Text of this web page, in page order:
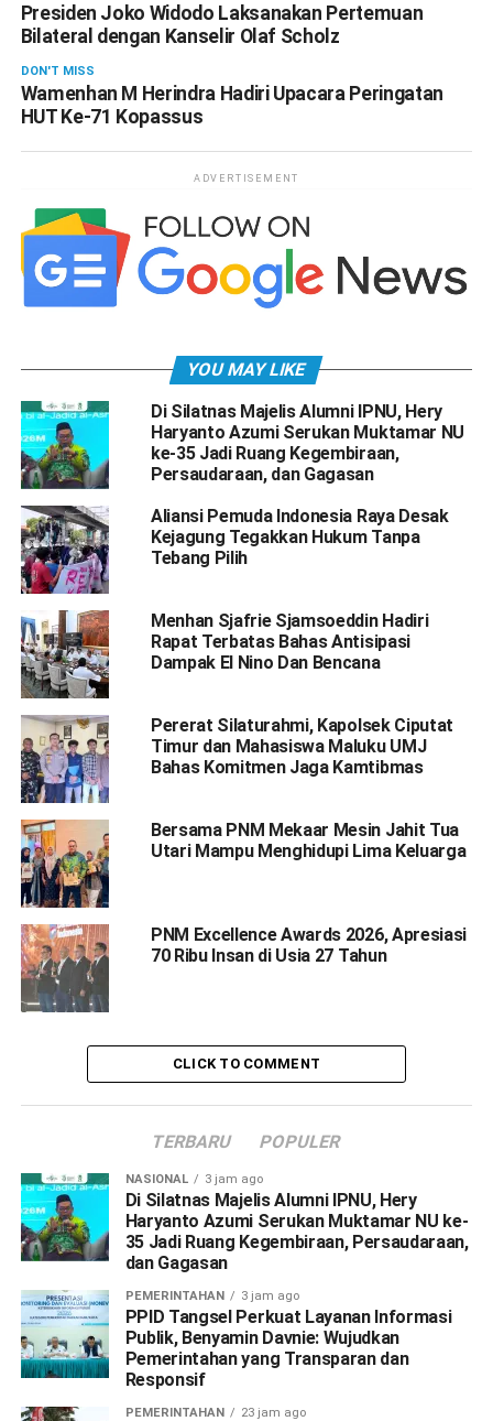
Presiden Joko Widodo Laksanakan Pertemuan
Bilateral dengan Kanselir Olaf Scholz
DON'T MISS
Wamenhan M Herindra Hadiri Upacara Peringatan
HUT Ke-71 Kopassus
ADVERTISEMENT
YOU MAY LIKE
Di Silatnas Majelis Alumni IPNU, Hery
Haryanto Azumi Serukan Muktamar NU
ke-35 Jadi Ruang Kegembiraan,
Persaudaraan, dan Gagasan
Aliansi Pemuda Indonesia Raya Desak
Kejagung Tegakkan Hukum Tanpa
Tebang Pilih
Menhan Sjafrie Sjamsoeddin Hadiri
Rapat Terbatas Bahas Antisipasi
Dampak El Nino Dan Bencana
Pererat Silaturahmi, Kapolsek Ciputat
Timur dan Mahasiswa Maluku UMJ
Bahas Komitmen Jaga Kamtibmas
Bersama PNM Mekaar Mesin Jahit Tua
Utari Mampu Menghidupi Lima Keluarga
PNM Excellence Awards 2026, Apresiasi
70 Ribu Insan di Usia 27 Tahun
CLICK TO COMMENT
TERBARU POPULER
NASIONAL 3 jam ago
Di Silatnas Majelis Alumni IPNU, Hery
Haryanto Azumi Serukan Muktamar NU ke-
35 Jadi Ruang Kegembiraan, Persaudaraan,
dan Gagasan
PEMERINTAHAN 3 jam ago
PPID Tangsel Perkuat Layanan Informasi
Publik, Benyamin Davnie: Wujudkan
Pemerintahan yang Transparan dan
Responsif
PEMERINTAHAN 23 jam ago